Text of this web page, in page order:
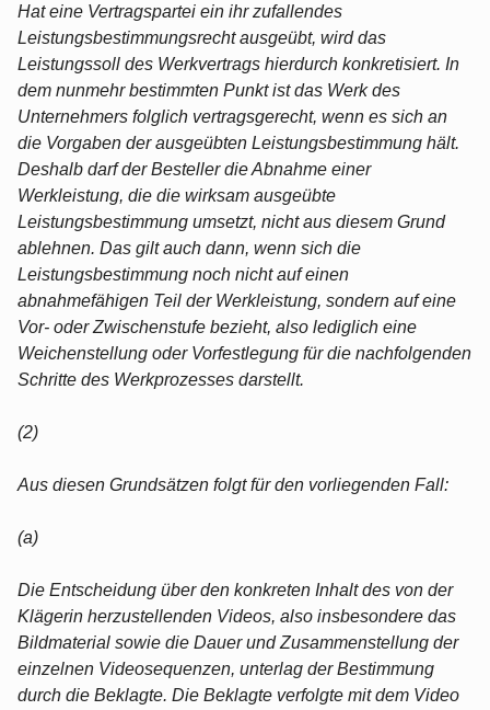
Hat eine Vertragspartei ein ihr zufallendes
Leistungsbestimmungsrecht ausgeübt, wird das
Leistungssoll des Werkvertrags hierdurch konkretisiert. In
dem nunmehr bestimmten Punkt ist das Werk des
Unternehmers folglich vertragsgerecht, wenn es sich an
die Vorgaben der ausgeübten Leistungsbestimmung hält.
Deshalb darf der Besteller die Abnahme einer
Werkleistung, die die wirksam ausgeübte
Leistungsbestimmung umsetzt, nicht aus diesem Grund
ablehnen. Das gilt auch dann, wenn sich die
Leistungsbestimmung noch nicht auf einen
abnahmefähigen Teil der Werkleistung, sondern auf eine
Vor- oder Zwischenstufe bezieht, also lediglich eine
Weichenstellung oder Vorfestlegung für die nachfolgenden
Schritte des Werkprozesses darstellt.
(2)
Aus diesen Grundsätzen folgt für den vorliegenden Fall:
(a)
Die Entscheidung über den konkreten Inhalt des von der
Klägerin herzustellenden Videos, also insbesondere das
Bildmaterial sowie die Dauer und Zusammenstellung der
einzelnen Videosequenzen, unterlag der Bestimmung
durch die Beklagte. Die Beklagte verfolgte mit dem Video